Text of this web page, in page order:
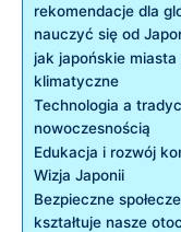
rekomendacje dla
nauczyć się od
jak japońskie
klimatyczne
Technologia a
nowoczesnością
Edukacja i rozwój
Wizja Japonii
Bezpieczne
kształtuje nasze